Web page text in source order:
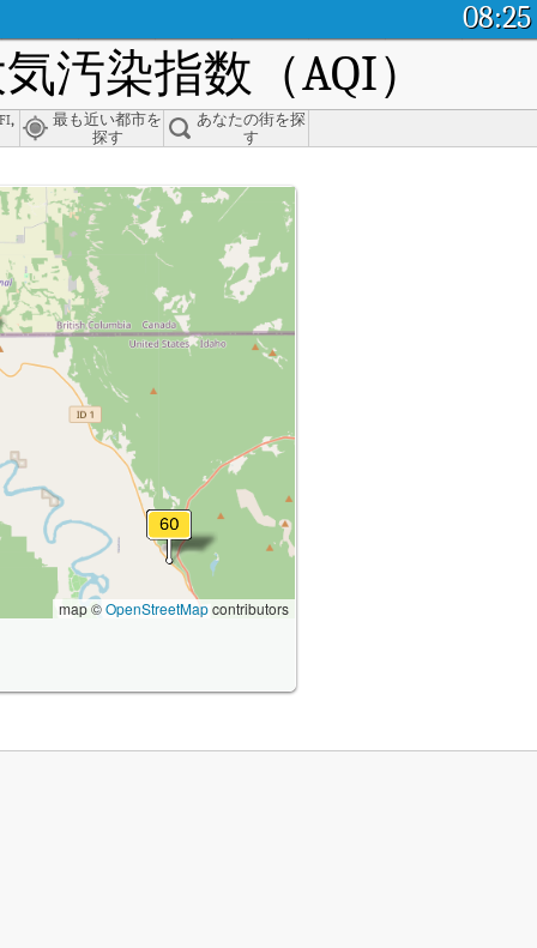
08:25
汚染指数（AQI）
最も近い都市を
探す
あなたの街を探
す
map ©OpenStreetMapcontributors